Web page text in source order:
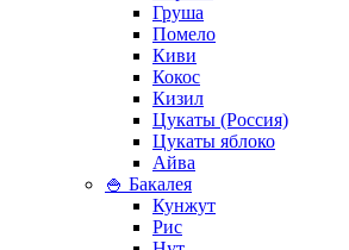
Груша
Помело
Киви
Кокос
Кизил
Цукаты (Россия)
Цукаты яблоко
Айва
🍚 Бакалея
Кунжут
Рис